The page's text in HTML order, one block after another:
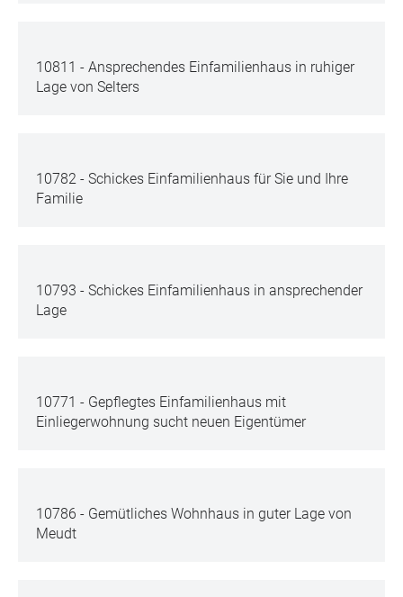
10811 - Ansprechendes Einfamilienhaus in ruhiger
Lage von Selters
10782 - Schickes Einfamilienhaus für Sie und Ihre
Familie
10793 - Schickes Einfamilienhaus in ansprechender
Lage
10771 - Gepflegtes Einfamilienhaus mit
Einliegerwohnung sucht neuen Eigentümer
10786 - Gemütliches Wohnhaus in guter Lage von
Meudt